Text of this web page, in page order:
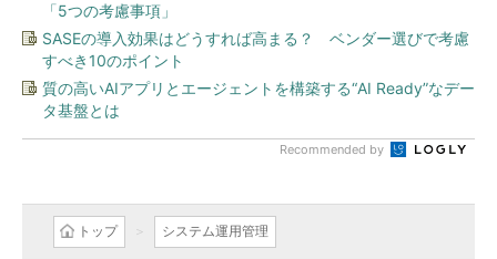
「5つの考慮事項」
SASEの導入効果はどうすれば高まる？ ベンダー選びで考慮
すべき10のポイント
質の高いAIアプリとエージェントを構築する“AI Ready”なデー
タ基盤とは
Recommended by
トップ システム運用管理